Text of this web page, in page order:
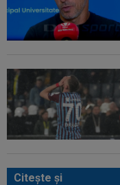
Citeşte şi